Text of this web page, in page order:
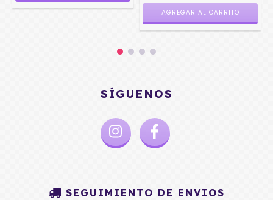
SÍGUENOS
SEGUIMIENTO DE ENVIOS